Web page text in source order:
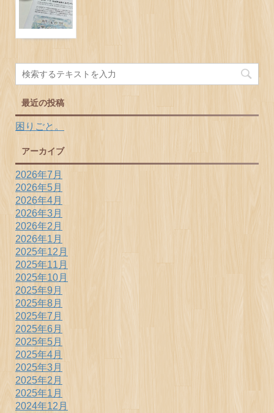
最近の投稿
困りごと。
アーカイブ
2026年7月
2026年5月
2026年4月
2026年3月
2026年2月
2026年1月
2025年12月
2025年11月
2025年10月
2025年9月
2025年8月
2025年7月
2025年6月
2025年5月
2025年4月
2025年3月
2025年2月
2025年1月
2024年12月